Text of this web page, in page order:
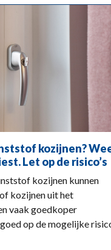
kozijnen?
Let op de risico’s
kozijnen kunnen
kozijnen uit het
vaak goedkoper
op de mogelijke